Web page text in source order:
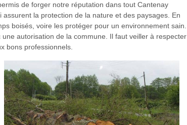
de forger notre réputation dans tout Cantenay
la protection de la nature et des paysages. En
boisés, voire les protéger pour un environnement sain.
autorisation de la commune. Il faut veiller à respecter
bons professionnels.